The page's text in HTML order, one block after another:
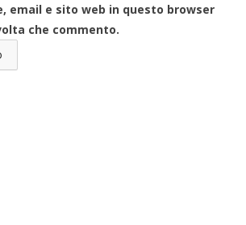
email e sito web in questo browser
che commento.